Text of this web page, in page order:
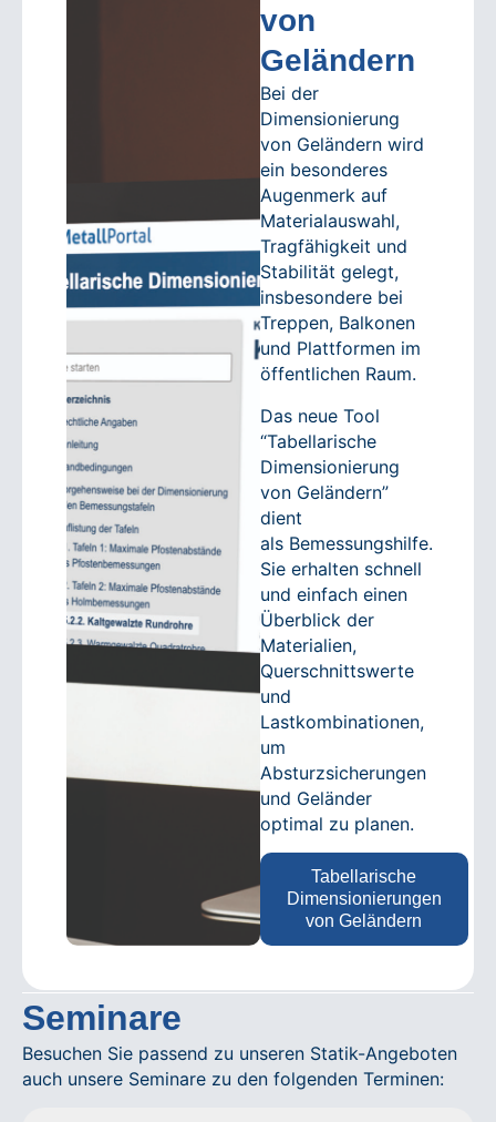
von
Geländern
Bei der
Dimensionierung
von Geländern wird
ein besonderes
Augenmerk auf
Materialauswahl,
Tragfähigkeit und
Stabilität gelegt,
insbesondere bei
Treppen, Balkonen
und Plattformen im
öffentlichen Raum.
Das neue Tool
“Tabellarische
Dimensionierung
von Geländern”
dient
als Bemessungshilfe.
Sie erhalten schnell
und einfach einen
Überblick der
Materialien,
Querschnittswerte
und
Lastkombinationen,
um
Absturzsicherungen
und Geländer
optimal zu planen.
Tabellarische
Dimensionierungen
von Geländern
Seminare
Besuchen Sie passend zu unseren Statik-Angeboten
auch unsere Seminare zu den folgenden Terminen: